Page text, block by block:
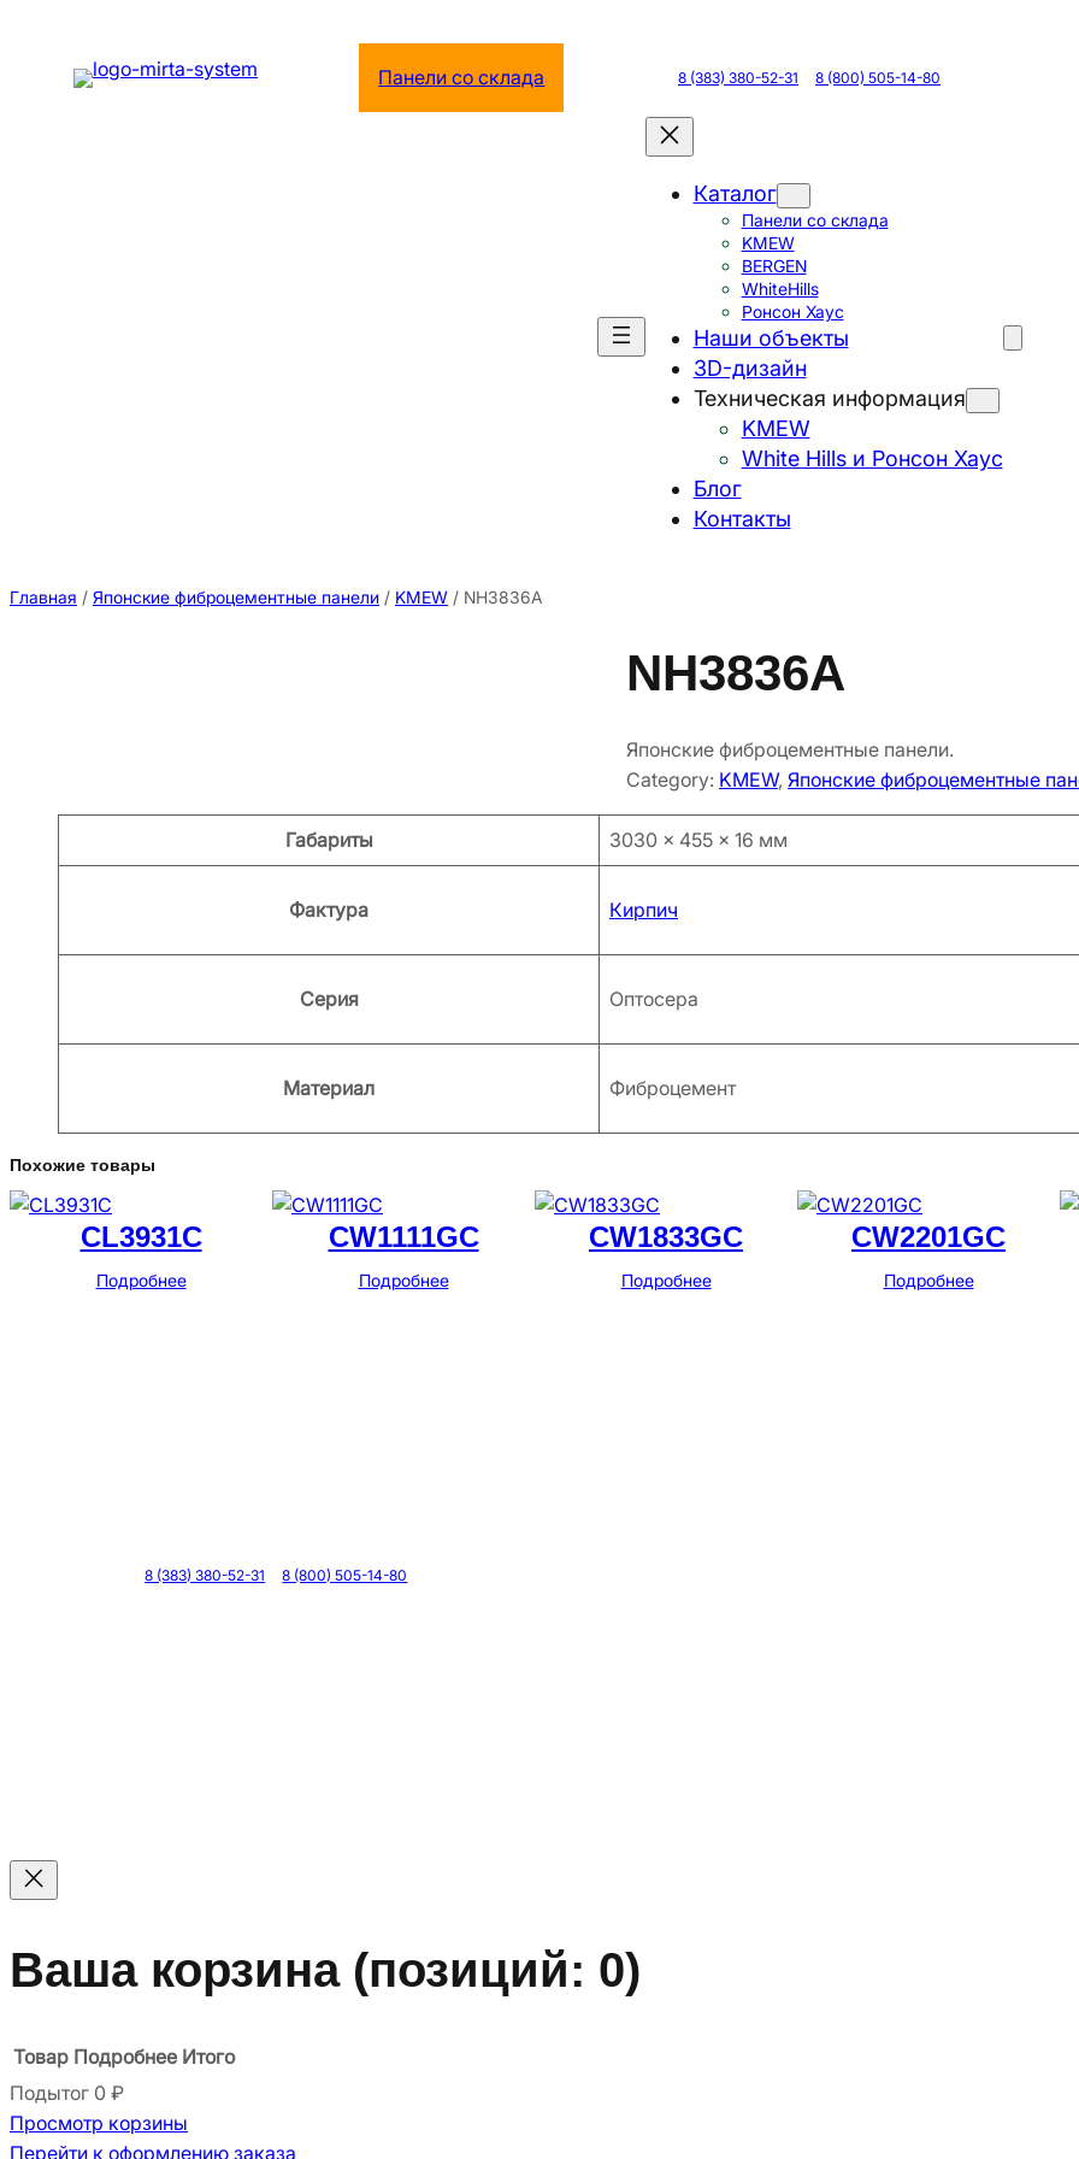
содержимому
Панели со склада 8 (383) 380-52-31 8 (800) 505-14-80
Каталог
Панели со склада
KMEW
BERGEN
WhiteHills
Ронсон Хаус
Наши объекты
3D-дизайн
Техническая информация
KMEW
White Hills и Ронсон Хаус
Блог
Контакты
Главная / Японские фиброцементные панели / KMEW / NH3836A
NH3836A
Японские фиброцементные панели.
Category: KMEW, Японские фиброцементные
Габариты 3030 × 455 × 16 мм
Фактура Кирпич
Серия Оптосера
Материал Фиброцемент
Похожие товары
CL3931C
Подробнее
CW1111GC
Подробнее
CW1833GC
Подробнее
CW2201GC
Подробнее
8 (383) 380-52-31 8 (800) 505-14-80
Ваша корзина (позиций: 0)
Товары
Товар Подробнее Итого
Подытог 0 ₽
Просмотр корзины
Перейти к оформлению заказа